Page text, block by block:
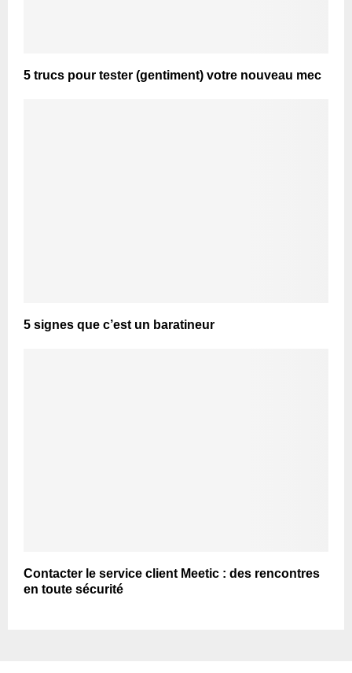
5 trucs pour tester (gentiment) votre nouveau mec
5 signes que c’est un baratineur
Contacter le service client Meetic : des rencontres
en toute sécurité